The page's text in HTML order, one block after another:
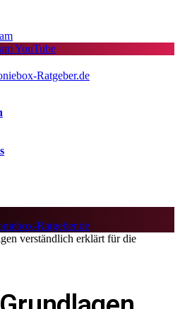
YouTube
verständlich erklärt für die